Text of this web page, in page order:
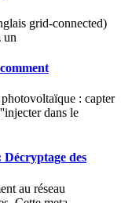
grid-connected)
un
: capter
dans le
des
au réseau